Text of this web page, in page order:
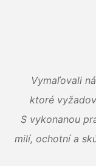
Vymaľovali
ktoré
S vykonanou
milí, ochotní a